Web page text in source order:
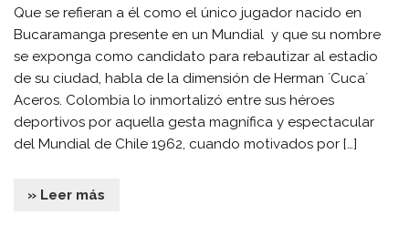
Que se refieran a él como el único jugador nacido en
Bucaramanga presente en un Mundial y que su nombre
se exponga como candidato para rebautizar al estadio
de su ciudad, habla de la dimensión de Herman ´Cuca´
Aceros. Colombia lo inmortalizó entre sus héroes
deportivos por aquella gesta magnífica y espectacular
del Mundial de Chile 1962, cuando motivados por […]
» Leer más